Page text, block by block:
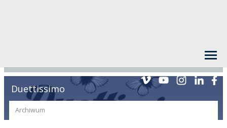
Duettissimo
Archiwum